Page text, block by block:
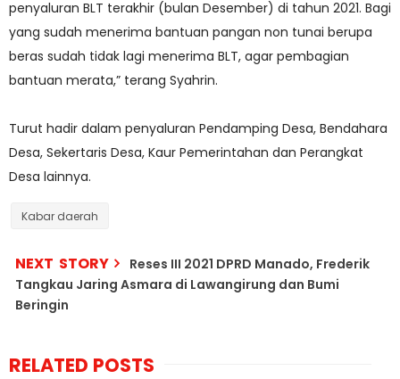
penyaluran BLT terakhir (bulan Desember) di tahun 2021. Bagi
yang sudah menerima bantuan pangan non tunai berupa
beras sudah tidak lagi menerima BLT, agar pembagian
bantuan merata,” terang Syahrin.
Turut hadir dalam penyaluran Pendamping Desa, Bendahara
Desa, Sekertaris Desa, Kaur Pemerintahan dan Perangkat
Desa lainnya.
Kabar daerah
NEXT STORY
Reses III 2021 DPRD Manado, Frederik
Tangkau Jaring Asmara di Lawangirung dan Bumi
Beringin
RELATED POSTS